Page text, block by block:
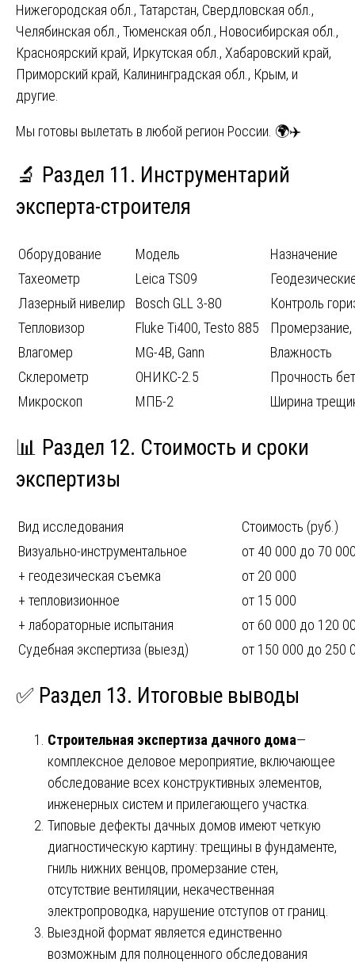
Нижегородская обл., Татарстан, Свердловская обл.,
Челябинская обл., Тюменская обл., Новосибирская обл.,
Красноярский край, Иркутская обл., Хабаровский край,
Приморский край, Калининградская обл., Крым, и
другие.
Мы готовы вылетать в любой регион России. 🌍✈️
🔬 Раздел 11. Инструментарий
эксперта-строителя
Оборудование Модель
Назначение
Тахеометр
Leica TS09
Лазерный нивелир
Bosch GLL 3-80
Контроль
Тепловизор
Fluke Ti400, Testo 885
Влагомер
MG-4B, Gann
Влажность
Склерометр
ОНИКС-2.5
Прочность
Микроскоп
МПБ-2 Ширина
📊 Раздел 12. Стоимость и сроки
экспертизы
Вид исследования
Стоимость (руб.)
Визуально-инструментальное
от 40 000 до 70
+ геодезическая съемка
от 20 000
+ тепловизионное
от 15 000
+ лабораторные испытания
от 60 000 до 120
Судебная экспертиза (выезд)
от 150 000 до 250
✅ Раздел 13. Итоговые выводы
Строительная экспертиза дачного дома—
комплексное деловое мероприятие, включающее
обследование всех конструктивных элементов,
инженерных систем и прилегающего участка.
Типовые дефекты дачных домов имеют четкую
диагностическую картину: трещины в фундаменте,
гниль нижних венцов, промерзание стен,
отсутствие вентиляции, некачественная
электропроводка, нарушение отступов от границ.
Выездной формат является единственно
возможным для полноценного обследования